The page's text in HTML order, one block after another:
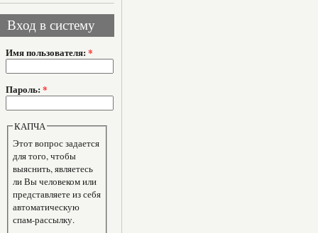
Вход в систему
Имя пользователя: *
Пароль: *
КАПЧА
Этот вопрос задается
для того, чтобы
выяснить, являетесь
ли Вы человеком или
представляете из себя
автоматическую
спам-рассылку.